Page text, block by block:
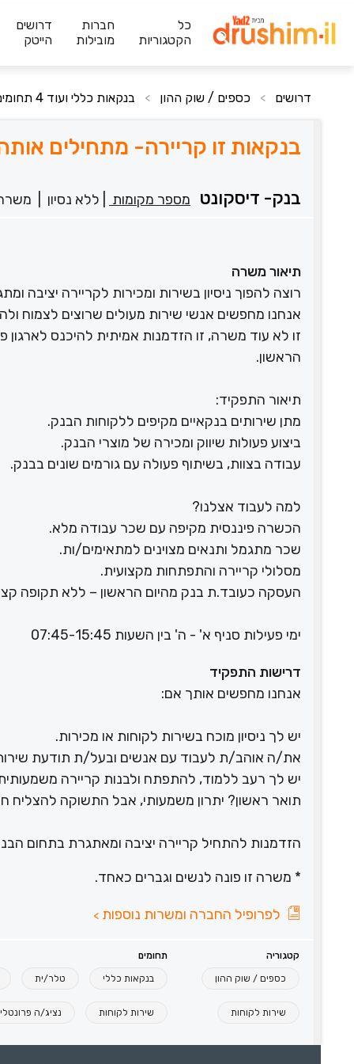
כל
הקטגוריות
חברות
מובילות
דרושים
הייטק
דרושים > כספים / שוק ההון > בנקאות כללי ועוד 4 תחומים
בנקאות זו קריירה- מתחילים
בנק- דיסקונט מספר מקומות ללא נסיון
תיאור משרה
רוצה להפוך ניסיון בשירות ומכירות לקריירה יציבה
אנחנו מחפשים אנשי שירות מעולים שרוצים לצמוח
זו לא עוד משרה, זו הזדמנות אמיתית להיכנס
הראשון.
תיאור התפקיד:
מתן שירותים בנקאיים מקיפים ללקוחות הבנק.
ביצוע פעולות שיווק ומכירה של מוצרי הבנק.
עבודה בצוות, בשיתוף פעולה עם גורמים שונים בבנק.
למה לעבוד אצלנו?
הכשרה פיננסית מקיפה עם שכר עבודה מלא.
שכר מתגמל ותנאים מצוינים למתאימים/ות.
מסלולי קריירה והתפתחות מקצועית.
העסקה כעובד.ת בנק מהיום הראשון – ללא תקופה
ימי פעילות סניף א' - ה' בין השעות 07:45-15:45
דרישות התפקיד
אנחנו מחפשים אותך אם:
יש לך ניסיון מוכח בשירות לקוחות או מכירות.
את/ה אוהב/ת לעבוד עם אנשים ובעל/ת תודעת
יש לך רעב ללמוד, להתפתח ולבנות קריירה
תואר ראשון? יתרון משמעותי, אבל התשוקה להצליח
הזדמנות להתחיל קריירה יציבה ומאתגרת בתחום
* משרה זו פונה לנשים וגברים כאחד.
לפרופיל החברה ומשרות נוספות >
קטגוריה תחומים
כספים / שוק ההון בנקאות כללי טלר/ית
שירות לקוחות שירות לקוחות נציג/ה